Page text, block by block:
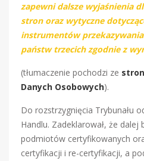
zapewni dalsze wyjaśnienia
stron oraz wytyczne
instrumentów
państw trzecich zgodnie z
(tłumaczenie pochodzi ze
Danych Osobowych).
Do rozstrzygnięcia Trybunału
Handlu. Zadeklarował, że dalej
podmiotów certyfikowanych
certyfikacji i re-certyfikacji, a